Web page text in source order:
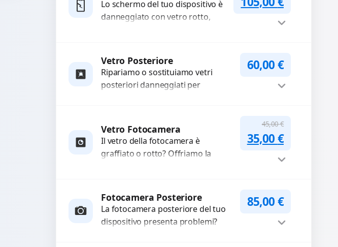
Lo schermo del tuo dispositivo è
danneggiato con vetro rotto,
completi...
Vetro Posteriore
Ripariamo o sostituiamo vetri
posteriori danneggiati per
Utilizziamo ricambi di alta qualità...
60,00€
Vetro Fotocamera
Il vetro della fotocamera è
graffiato o rotto? Offriamo la
45,00€
Il prezzo
35,00€Il prezzo
Fotocamera Posteriore
La fotocamera posteriore del tuo
dispositivo presenta problemi?
85,00€